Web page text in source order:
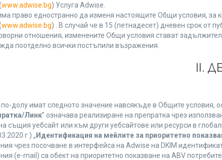
www.adwise.bg) Услуга Adwise.
право едностранно да изменя настоящите Общи условия, за
www.adwise.bg) . В случай че в 15 (петнадесет) дневен срок от
отношения, изменените Общи условия стават
поотделно всички постъпили възражения.
ІІ.
долу имат следното значение навсякъде в Общите условия,
Линк” означава реализиране на препратка чрез
същия уебсайт или към други уебсайтове или ресурси в
г.) „ Идентификация на мейлите за приоритетно
чрез посочване в интерфейса на Adwise на DKIM
(e-mail) са обект на приоритетно показване на ABV